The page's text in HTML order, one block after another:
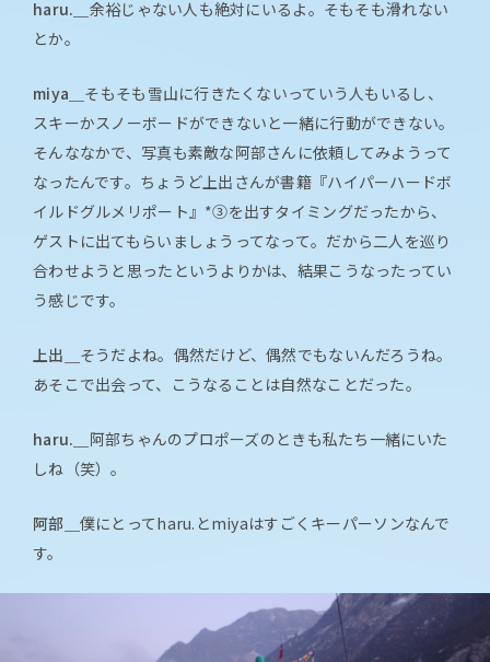
haru.＿ 余裕じゃない人も絶対にいるよ。そもそも滑れない
とか。
miya＿ そもそも雪山に行きたくないっていう人もいるし、
スキーかスノーボードができないと一緒に行動ができない。
そんななかで、写真も素敵な阿部さんに依頼してみようって
なったんです。ちょうど上出さんが書籍『ハイパーハードボ
イルドグルメリポート』*③を出すタイミングだったから、
ゲストに出てもらいましょうってなって。だから二人を巡り
合わせようと思ったというよりかは、結果こうなったってい
う感じです。
上出＿ そうだよね。偶然だけど、偶然でもないんだろうね。
あそこで出会って、こうなることは自然なことだった。
haru.＿ 阿部ちゃんのプロポーズのときも私たち一緒にいた
しね（笑）。
阿部＿ 僕にとってharu.とmiyaはすごくキーパーソンなんで
す。